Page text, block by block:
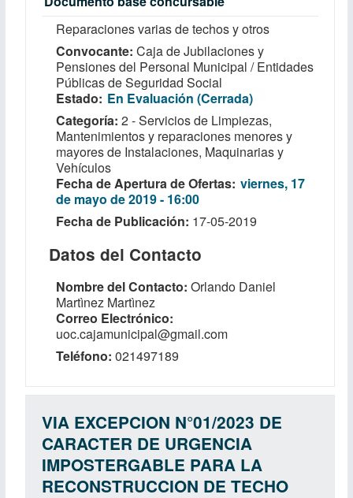
Reparaciones varias de techos y otros
Convocante Caja de Jubilaciones y
Pensiones del Personal Municipal / Entidades
Públicas de Seguridad Social
Estado En Evaluación (Cerrada)
Categoría 2 - Servicios de Limpiezas,
Mantenimientos y reparaciones menores y
mayores de Instalaciones, Maquinarias y
Vehículos
Fecha de Apertura de Ofertas viernes, 17
de mayo de 2019 - 16:00
Fecha de Publicación 17-05-2019
Datos del Contacto
Nombre del Contacto Orlando Daniel
Martìnez Martìnez
Correo Electrónico
uoc.cajamunicipal@gmail.com
Teléfono 021497189
VIA EXCEPCION N°01/2023 DE
CARACTER DE URGENCIA
IMPOSTERGABLE PARA LA
RECONSTRUCCION DE TECHO